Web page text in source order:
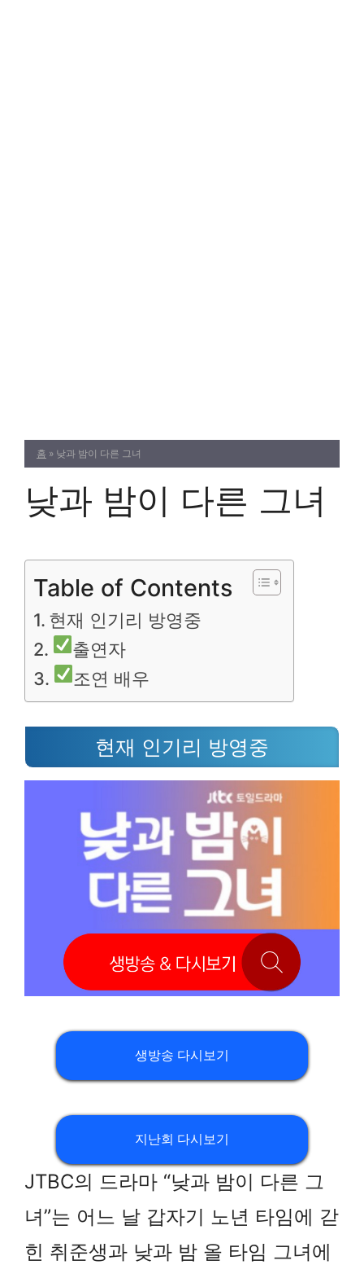
content
홈 » 낮과 밤이 다른 그녀
낮과 밤이 다른 그녀
Table of Contents
현재 인기리 방영중
출연자
조연 배우
현재 인기리 방영중
생방송 다시보기
지난회 다시보기
JTBC의 드라마 “낮과 밤이 다른 그
녀”는 어느 날 갑자기 노년 타임에 갇
힌 취준생과 낮과 밤 올 타임 그녀에